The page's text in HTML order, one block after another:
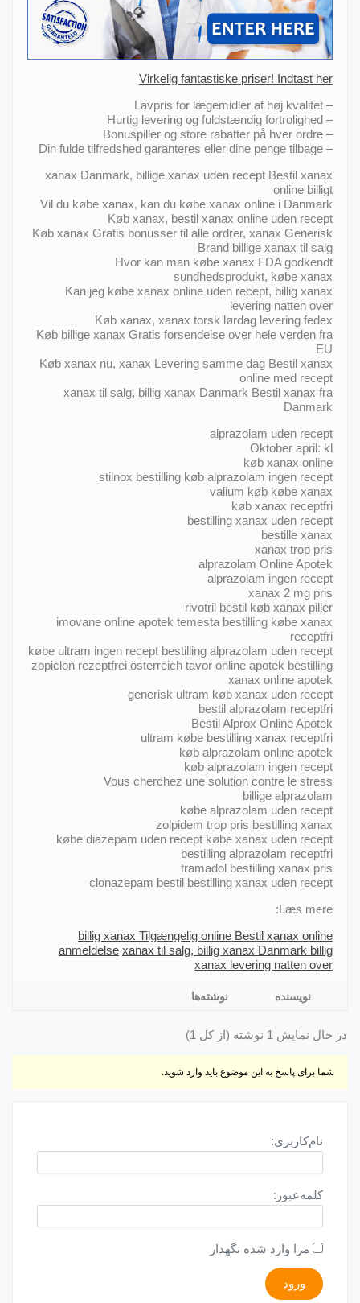
Virkelig fantastiske priser! Indtast her
– Lavpris for lægemidler af høj kvalitet
– Hurtig levering og fuldstændig fortrolighed
– Bonuspiller og store rabatter på hver ordre
– Din fulde tilfredshed garanteres eller dine penge tilbage
xanax Danmark, billige xanax uden recept Bestil xanax
online billigt
Vil du købe xanax, kan du købe xanax online i Danmark
Køb xanax, bestil xanax online uden recept
Køb xanax Gratis bonusser til alle ordrer, xanax Generisk
Brand billige xanax til salg
Hvor kan man købe xanax FDA godkendt
sundhedsprodukt, købe xanax
Kan jeg købe xanax online uden recept, billig xanax
levering natten over
Køb xanax, xanax torsk lørdag levering fedex
Køb billige xanax Gratis forsendelse over hele verden fra
EU
Køb xanax nu, xanax Levering samme dag Bestil xanax
online med recept
xanax til salg, billig xanax Danmark Bestil xanax fra
Danmark
alprazolam uden recept
Oktober april: kl
køb xanax online
stilnox bestilling køb alprazolam ingen recept
valium køb købe xanax
køb xanax receptfri
bestilling xanax uden recept
bestille xanax
xanax trop pris
alprazolam Online Apotek
alprazolam ingen recept
xanax 2 mg pris
rivotril bestil køb xanax piller
imovane online apotek temesta bestilling købe xanax
receptfri
købe ultram ingen recept bestilling alprazolam uden recept
zopiclon rezeptfrei österreich tavor online apotek bestilling
xanax online apotek
generisk ultram køb xanax uden recept
bestil alprazolam receptfri
Bestil Alprox Online Apotek
ultram købe bestilling xanax receptfri
køb alprazolam online apotek
køb alprazolam ingen recept
Vous cherchez une solution contre le stress
billige alprazolam
købe alprazolam uden recept
zolpidem trop pris bestilling xanax
købe diazepam uden recept købe xanax uden recept
bestilling alprazolam receptfri
tramadol bestilling xanax pris
clonazepam bestil bestilling xanax uden recept
Læs mere:
billig xanax Tilgængelig online Bestil xanax online
anmeldelse xanax til salg, billig xanax Danmark billig
xanax levering natten over
نویسنده نوشته‌ها
در حال نمایش 1 نوشته (از کل 1)
شما برای پاسخ به این موضوع باید وارد شوید.
نام‌کاربری:
کلمه‌عبور:
مرا وارد شده نگهدار
ورود